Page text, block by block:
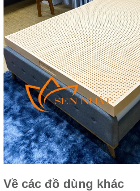
Về các đồ dùng khác